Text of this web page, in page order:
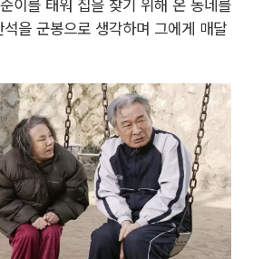
이를 태워 집을 찾기 위해 온 동네를
을 군봉으로 생각하며 그에게 매달